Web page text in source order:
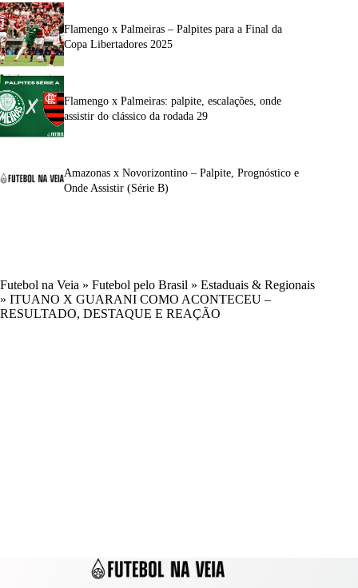
Flamengo x Palmeiras – Palpites para a Final da
Copa Libertadores 2025
Flamengo x Palmeiras: palpite, escalações, onde
assistir do clássico da rodada 29
Amazonas x Novorizontino – Palpite, Prognóstico e
Onde Assistir (Série B)
Futebol na Veia » Futebol pelo Brasil » Estaduais & Regionais
» ITUANO X GUARANI COMO ACONTECEU –
RESULTADO, DESTAQUE E REAÇÃO